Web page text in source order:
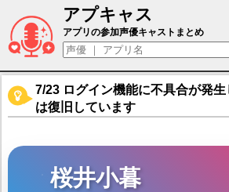
アプキャス
桜井小暮（声優：？？？
アプリの参加声優キャストまとめ
7/23 ログイン機能に不具合が発
は復旧しています
桜井小暮